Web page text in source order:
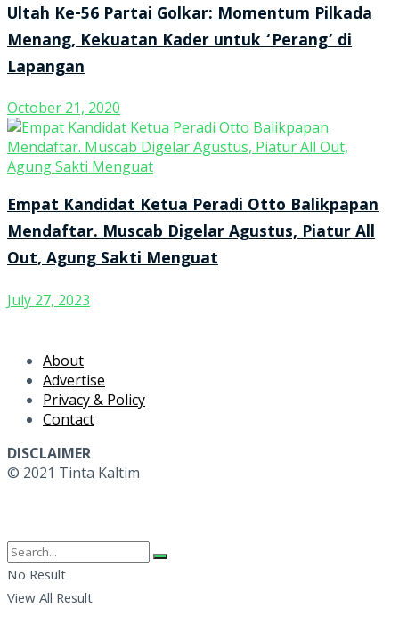
Ultah Ke-56 Partai Golkar: Momentum Pilkada
Menang, Kekuatan Kader untuk ‘Perang’ di
Lapangan
October 21, 2020
Empat Kandidat Ketua Peradi Otto Balikpapan
Mendaftar. Muscab Digelar Agustus, Piatur All
Out, Agung Sakti Menguat
July 27, 2023
About
Advertise
Privacy & Policy
Contact
DISCLAIMER
© 2021 Tinta Kaltim
No Result
View All Result